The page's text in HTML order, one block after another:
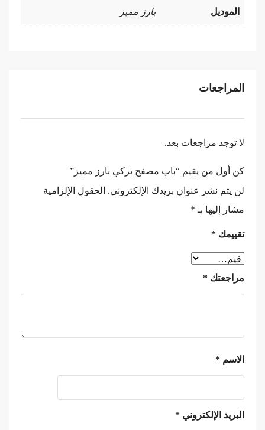
الموديل بارز مميز
المراجعات
لا توجد مراجعات بعد.
كن أول من يقيم “باب مصفح تركي بارز مميز”
لن يتم نشر عنوان بريدك الإلكتروني. الحقول الإلزامية
مشار إليها بـ *
تقييمك *
مراجعتك *
الاسم *
البريد الإلكتروني *